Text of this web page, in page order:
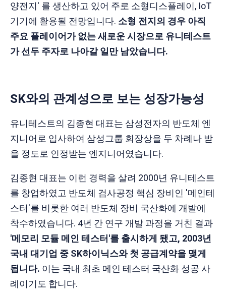
양전지' 를 생산하고 있어 주로 소형디스플레이, IoT
기기에 활용될 전망입니다. 소형 전지의 경우 아직
주요 플레이어가 없는 새로운 시장으로 유니테스트
가 선두 주자로 나아갈 일만 남았습니다.
SK와의 관계성으로 보는 성장가능성
유니테스트의 김종현 대표는 삼성전자의 반도체 엔
지니어로 입사하여 삼성그룹 회장상을 두 차례나 받
을 정도로 인정받는 엔지니어였습니다.
김종현 대표는 이런 경력을 살려 2000년 유니테스트
를 창업하였고 반도체 검사공정 핵심 장비인 '메인테
스터'를 비롯한 여러 반도체 장비 국산화에 개발에
착수하였습니다. 4년 간 연구 개발 과정을 거친 결과
'메모리 모듈 메인 테스터'를 출시하게 됐고, 2003년
국내 대기업 중 SK하이닉스와 첫 공급계약을 맺게
됩니다. 이는 국내 최초 메인 테스터 국산화 성공 사
례이기도 합니다.